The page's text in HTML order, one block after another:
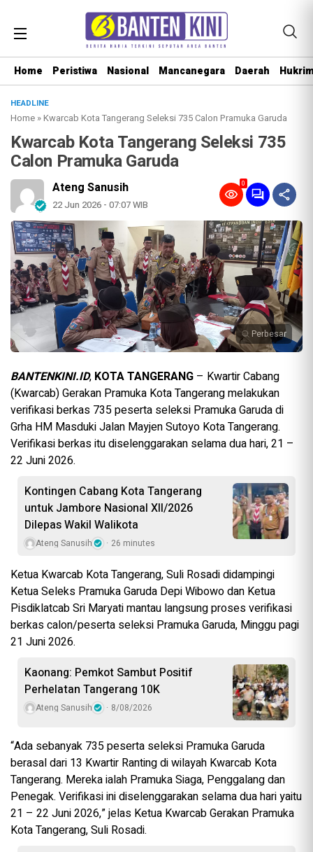
Home Peristiwa Nasional Mancanegara Daerah
HEADLINE
Home »Kwarcab Kota Tangerang Seleksi 735 Calon Pramuka Garuda
Kwarcab Kota Tangerang Seleksi 735
Calon Pramuka Garuda
Ateng Sanusih
22 Jun 2026 - 07:07 WIB
0
Perbesar
BANTENKINI.ID, KOTA TANGERANG – Kwartir Cabang
(Kwarcab) Gerakan Pramuka Kota Tangerang melakukan
verifikasi berkas 735 peserta seleksi Pramuka Garuda di
Grha HM Masduki Jalan Mayjen Sutoyo Kota Tangerang.
Verifikasi berkas itu diselenggarakan selama dua hari, 21 –
22 Juni 2026.
Kontingen Cabang Kota Tangerang
untuk Jambore Nasional XII/2026
Dilepas Wakil Walikota
Ateng Sanusih 26 minutes
Ketua Kwarcab Kota Tangerang, Suli Rosadi didampingi
Ketua Seleks Pramuka Garuda Depi Wibowo dan Ketua
Pisdiklatcab Sri Maryati mantau langsung proses verifikasi
berkas calon/peserta seleksi Pramuka Garuda, Minggu pagi
21 Juni 2026.
Kaonang: Pemkot Sambut Positif
Perhelatan Tangerang 10K
Ateng Sanusih 8/08/2026
“Ada sebanyak 735 peserta seleksi Pramuka Garuda
berasal dari 13 Kwartir Ranting di wilayah Kwarcab Kota
Tangerang. Mereka ialah Pramuka Siaga, Penggalang dan
Penegak. Verifikasi ini diselenggarakan selama dua hari yaitu
21 – 22 Juni 2026,” jelas Ketua Kwarcab Gerakan Pramuka
Kota Tangerang, Suli Rosadi.